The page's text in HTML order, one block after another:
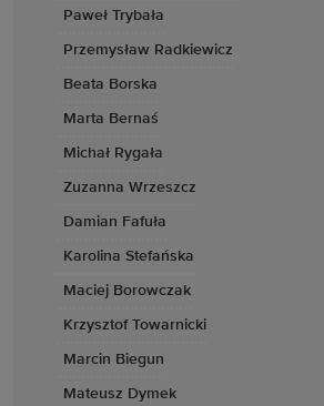
Paweł Trybała
Przemysław Radkiewicz
Beata Borska
Marta Bernaś
Michał Rygała
Zuzanna Wrzeszcz
Damian Fafuła
Karolina Stefańska
Maciej Borowczak
Krzysztof Towarnicki
Marcin Biegun
Mateusz Dymek